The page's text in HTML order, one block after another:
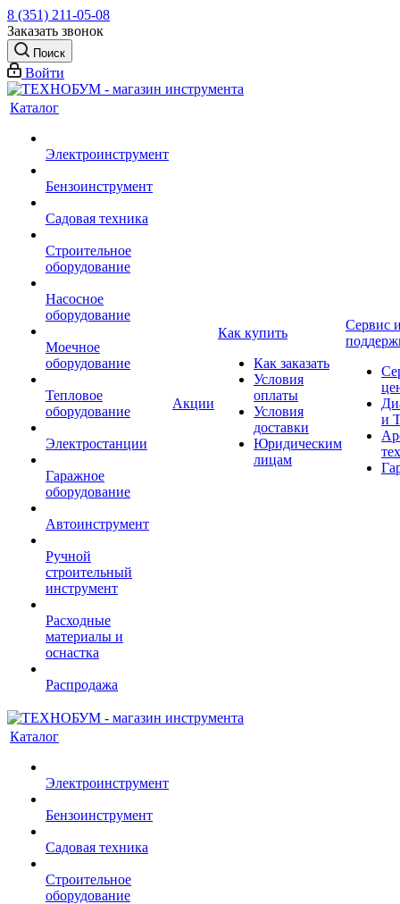
8 (351) 211-05-08
Заказать звонок
Поиск
Войти
Каталог
Электроинструмент
Бензоинструмент
Садовая техника
Строительное
оборудование
Насосное
оборудование
Моечное
оборудование
Тепловое
оборудование
Электростанции
Гаражное
оборудование
Автоинструмент
Ручной
строительный
инструмент
Расходные
материалы и
оснастка
Распродажа
Акции
Как купить
Как заказать
Условия
оплаты
Условия
доставки
Юридическим
лицам
Сервис
и
Каталог
Электроинструмент
Бензоинструмент
Садовая техника
Строительное
оборудование